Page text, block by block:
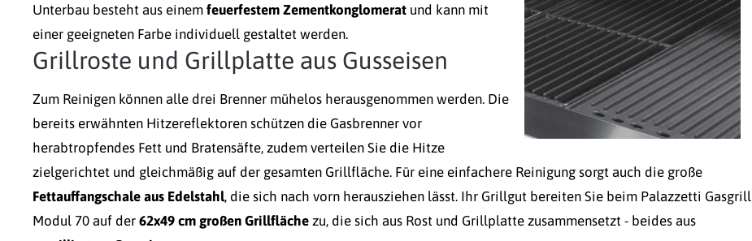
Unterbau besteht aus einem feuerfestem Zementkonglomerat und kann mit
einer geeigneten Farbe individuell gestaltet werden.
Grillroste und Grillplatte aus Gusseisen
Zum Reinigen können alle drei Brenner mühelos herausgenommen werden. Die
bereits erwähnten Hitzereflektoren schützen die Gasbrenner vor
herabtropfendes Fett und Bratensäfte, zudem verteilen Sie die Hitze
zielgerichtet und gleichmäßig auf der gesamten Grillfläche. Für eine einfachere Reinigung sorgt auch die große
Fettauffangschale aus Edelstahl, die sich nach vorn herausziehen lässt. Ihr Grillgut bereiten Sie beim Palazzetti Gasgrill
Modul 70 auf der 62x49 cm großen Grillfläche zu, die sich aus Rost und Grillplatte zusammensetzt - beides aus